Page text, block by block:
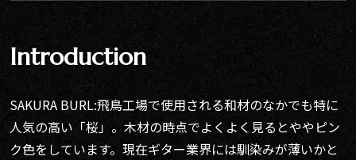
Introduction
SAKURA BURL:飛鳥工場で使用される和材のなかでも特に
人気の高い「桜」。木材の時点でよくよく見るとややピン
ク色をしています。現在ギター業界には馴染みが薄いかと